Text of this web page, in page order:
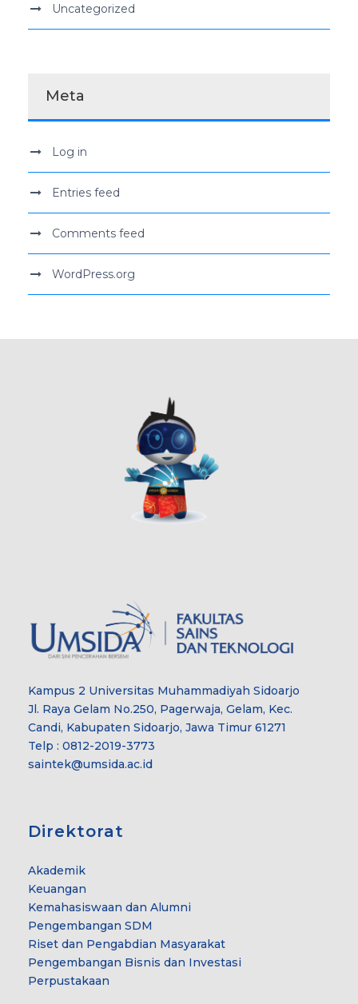
Uncategorized
Meta
Log in
Entries feed
Comments feed
WordPress.org
Kampus 2 Universitas Muhammadiyah Sidoarjo
Jl. Raya Gelam No.250, Pagerwaja, Gelam, Kec.
Candi, Kabupaten Sidoarjo, Jawa Timur 61271
Telp : 0812-2019-3773
saintek@umsida.ac.id
Direktorat
Akademik
Keuangan
Kemahasiswaan dan Alumni
Pengembangan SDM
Riset dan Pengabdian Masyarakat
Pengembangan Bisnis dan Investasi
Perpustakaan